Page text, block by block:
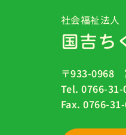
社会福祉法人
国吉ち
〒933-0968
Tel. 0766-31-
Fax. 0766-